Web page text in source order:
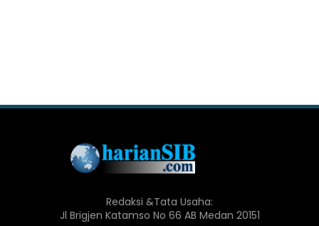
Redaksi &Tata Usaha:
Jl Brigjen Katamso No 66 AB Medan 20151